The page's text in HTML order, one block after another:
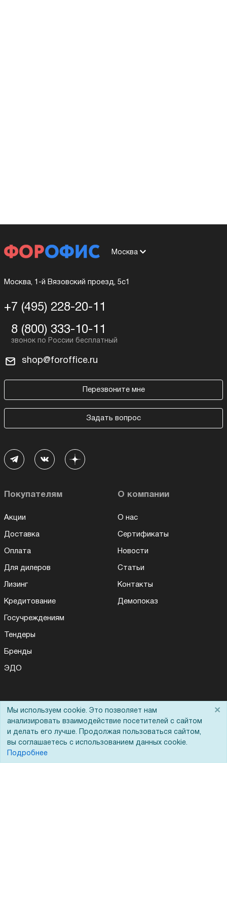
Москва
Москва, 1-й Вязовский проезд, 5с1
+7 (495) 228-20-11
8 (800) 333-10-11
shop@foroffice.ru
Перезвоните мне
Задать вопрос
Покупателям
Акции
Доставка
Оплата
Для дилеров
Лизинг
Кредитование
Госучреждениям
Тендеры
Бренды
ЭДО
О компании
О нас
Сертификаты
Новости
Статьи
Контакты
Демопоказ
Помощь
Вопрос-ответ
Реквизиты
Гарантии и возврат
Мы используем cookie. Это позволяет нам
анализировать взаимодействие посетителей с сайтом
и делать его лучше. Продолжая пользоваться сайтом,
вы соглашаетесь с использованием данных cookie.
Подробнее
×